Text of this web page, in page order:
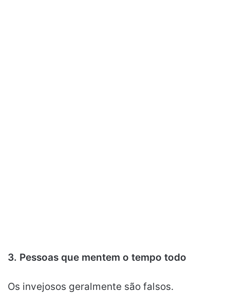
3. Pessoas que mentem o tempo todo
Os invejosos geralmente são falsos.